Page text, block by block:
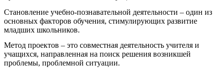
Становление учебно-познавательной деятельности – один из
основных факторов обучения, стимулирующих развитие
младших школьников.
Метод проектов – это совместная деятельность учителя и
учащихся, направленная на поиск решения возникшей
проблемы, проблемной ситуации.